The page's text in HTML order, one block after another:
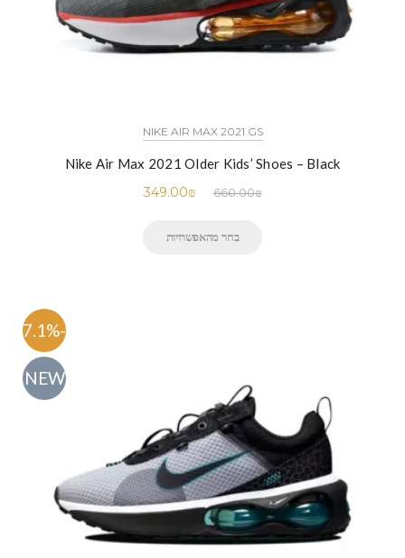
NIKE AIR MAX 2021 GS
Nike Air Max 2021 Older Kids’ Shoes – Black
660.00₪
349.00₪
בחר מהאפשרויות
-47.1%
NEW